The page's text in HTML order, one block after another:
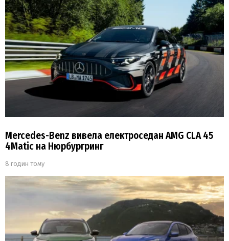
Mercedes-Benz вивела електроседан AMG CLA 45
4Matic на Нюрбургринг
8 годин тому